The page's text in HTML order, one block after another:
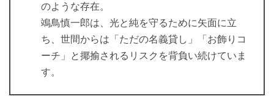
のような存在。
鴗鳥慎一郎は、光と純を守るために矢面に立
ち、世間からは「ただの名義貸し」「お飾りコ
ーチ」と揶揄されるリスクを背負い続けていま
す。